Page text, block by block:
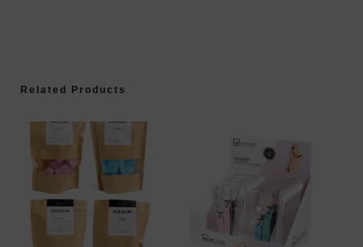
Related Products